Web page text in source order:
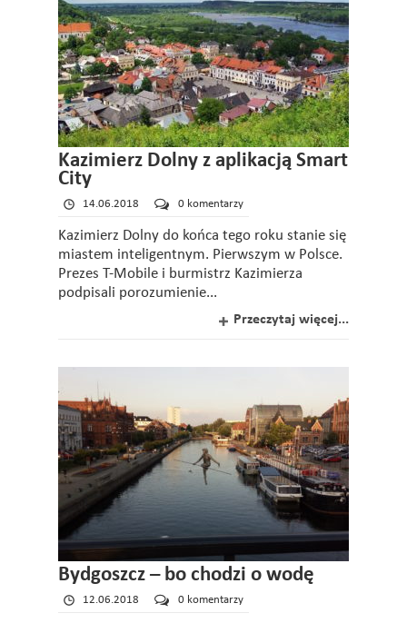
Kazimierz Dolny z aplikacją Smart
City
14.06.2018 0 komentarzy
Kazimierz Dolny do końca tego roku stanie się
miastem inteligentnym. Pierwszym w Polsce.
Prezes T-Mobile i burmistrz Kazimierza
podpisali porozumienie...
Przeczytaj więcej...
Bydgoszcz – bo chodzi o wodę
12.06.2018 0 komentarzy